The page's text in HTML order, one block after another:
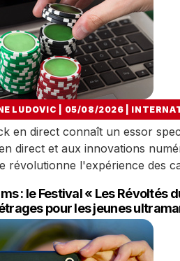
LUDOVIC | 05/08/2026
en direct connaît un essor
direct et aux innovations
révolutionne l'expérience des
: le Festival « Les Révoltés
pour les jeunes